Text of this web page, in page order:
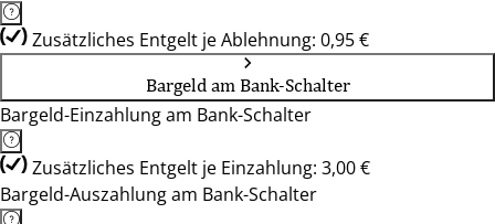
Zusätzliches Entgelt je Ablehnung: 0,95 €
Bargeld am Bank-Schalter
Bargeld-Einzahlung am Bank-Schalter
Zusätzliches Entgelt je Einzahlung: 3,00 €
Bargeld-Auszahlung am Bank-Schalter